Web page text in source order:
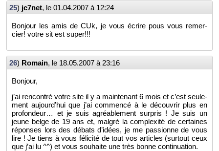
25) jc7­net, le 01.04.2007 à 12:24
Bon­jour les amis de CUk, je vous écrire pous vous re­mer­
cier! votre sit est super!!!
26) Ro­main, le 18.05.2007 à 23:16
Bon­jour,
j’ai ren­con­tré votre site il y a main­te­nant 6 mois et c’est seule­
ment au­jour­d’hui que j’ai com­mencé à le dé­cou­vrir plus en
pro­fon­deur… et je suis agréa­ble­ment sur­pris ! Je suis un
jeune belge de 19 ans et, mal­gré la com­plexité de cer­taines
ré­ponses lors des dé­bats d’idées, je me pas­sionne de vous
lire ! Je tiens à vous fé­li­cité de tout vos ar­ticles (sur­tout ceux
que j’ai lu ^^) et vous sou­haite une très bonne conti­nua­tion.